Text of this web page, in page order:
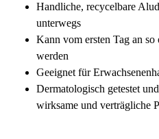
Handliche, recycelbare
unterwegs
Kann vom ersten Tag an
werden
Geeignet für
Dermatologisch getestet
wirksame und verträgliche